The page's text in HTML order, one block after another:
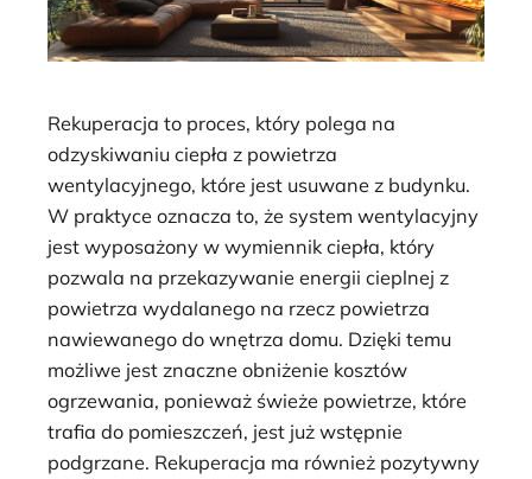
Rekuperacja to proces, który polega na
odzyskiwaniu ciepła z powietrza
wentylacyjnego, które jest usuwane z budynku.
W praktyce oznacza to, że system wentylacyjny
jest wyposażony w wymiennik ciepła, który
pozwala na przekazywanie energii cieplnej z
powietrza wydalanego na rzecz powietrza
nawiewanego do wnętrza domu. Dzięki temu
możliwe jest znaczne obniżenie kosztów
ogrzewania, ponieważ świeże powietrze, które
trafia do pomieszczeń, jest już wstępnie
podgrzane. Rekuperacja ma również pozytywny